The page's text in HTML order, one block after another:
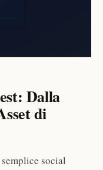
Dalla
di
social